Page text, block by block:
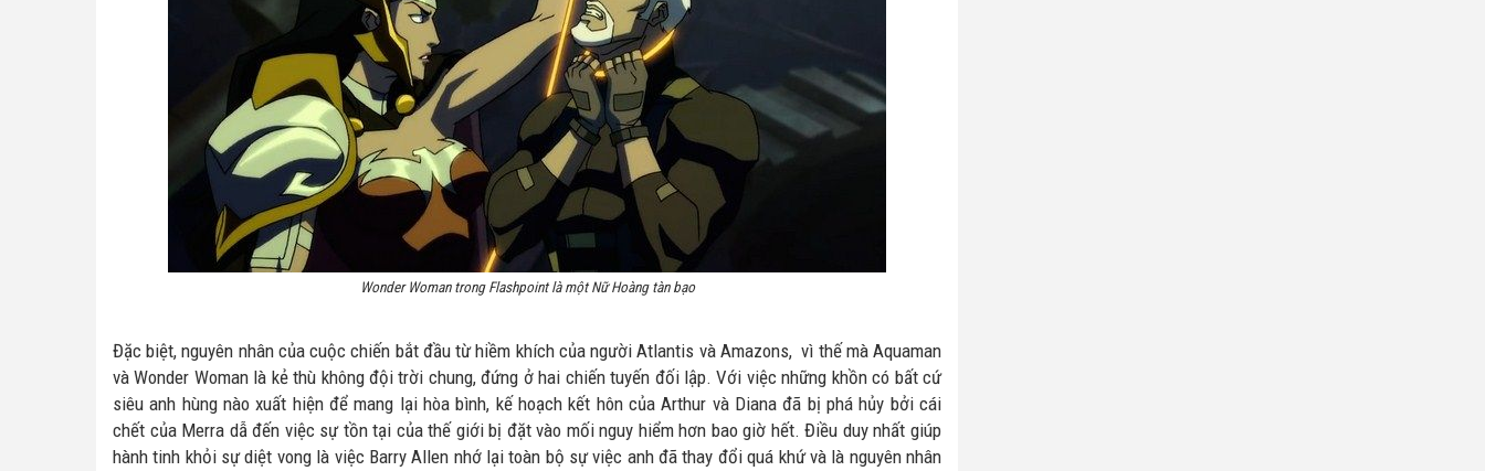
Wonder Woman trong Flashpoint là một Nữ Hoàng tàn bạo
Đặc biệt, nguyên nhân của cuộc chiến bắt đầu từ hiềm khích của người Atlantis và Amazons, vì thế mà Aquaman
và Wonder Woman là kẻ thù không đội trời chung, đứng ở hai chiến tuyến đối lập. Với việc những khồn có bất cứ
siêu anh hùng nào xuất hiện để mang lại hòa bình, kế hoạch kết hôn của Arthur và Diana đã bị phá hủy bởi cái
chết của Merra dẫ đến việc sự tồn tại của thế giới bị đặt vào mối nguy hiểm hơn bao giờ hết. Điều duy nhất giúp
hành tinh khỏi sự diệt vong là việc Barry Allen nhớ lại toàn bộ sự việc anh đã thay đổi quá khứ và là nguyên nhân